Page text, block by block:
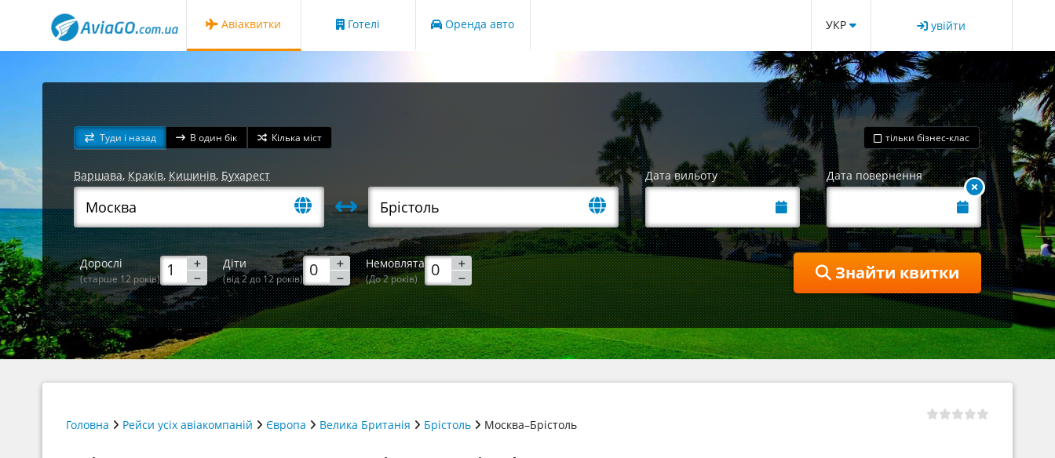
Авіаквитки Готелі Оренда авто УКР увійти
Туди і назад В один бік Кілька міст тільки бізнес-клас
Варшава,Краків, Кишинів, Бухарест Дата вильоту Дата повернення
Дорослі
(старше 12 років)
Діти
(від 2 до 12 років)
Немовлята
(До 2 років) Знайти квитки
Головна Рейси усіх авіакомпаній Європа Велика Британія Брістоль Москва–Брістоль